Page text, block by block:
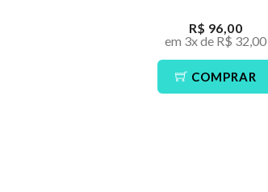
R$ 96,00
em 3x de R$ 32,00
COMPRAR